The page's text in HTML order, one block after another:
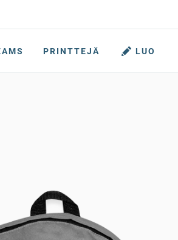
PRINTTEJÄ LUO